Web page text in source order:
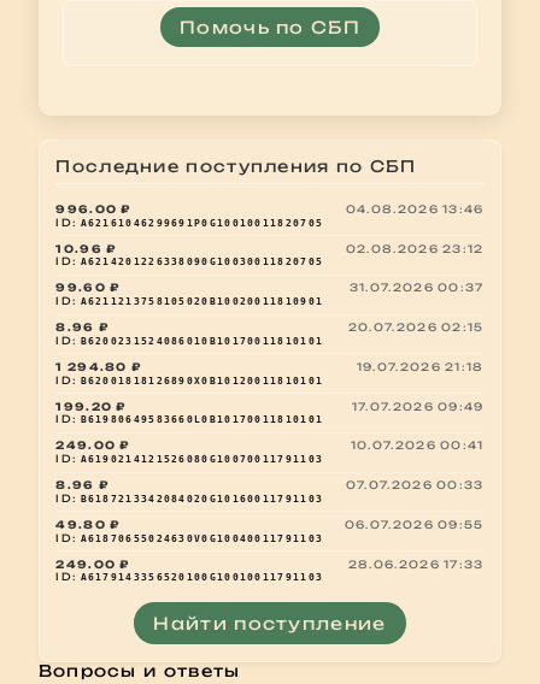
Помочь по СБП
Последние поступления по СБП
996.00 ₽ 04.08.2026 13:46
ID: A62161046299691P0G10010011820705
10.96 ₽ 02.08.2026 23:12
ID: A6214201226338090G10030011820705
99.60 ₽ 31.07.2026 00:37
ID: A6211213758105020B10020011810901
8.96 ₽ 20.07.2026 02:15
ID: B6200231524086010B10170011810101
1 294.80 ₽ 19.07.2026 21:18
ID: B62001818126890X0B10120011810101
199.20 ₽ 17.07.2026 09:49
ID: B61980649583660L0B10170011810101
249.00 ₽ 10.07.2026 00:41
ID: A6190214121526080G10070011791103
8.96 ₽ 07.07.2026 00:33
ID: B6187213342084020G10160011791103
49.80 ₽ 06.07.2026 09:55
ID: A61870655024630V0G10040011791103
249.00 ₽ 28.06.2026 17:33
ID: A6179143356520100G10010011791103
Найти поступление
Вопросы и ответы